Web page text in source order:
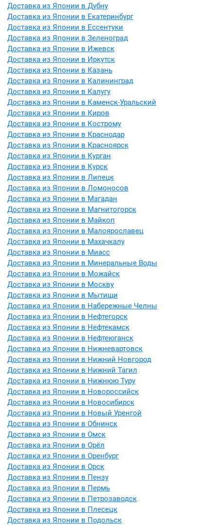
Доставка из Японии в Дубну
Доставка из Японии в Екатеринбург
Доставка из Японии в Ессентуки
Доставка из Японии в Зеленоград
Доставка из Японии в Ижевск
Доставка из Японии в Иркутск
Доставка из Японии в Казань
Доставка из Японии в Калининград
Доставка из Японии в Калугу
Доставка из Японии в Каменск-Уральский
Доставка из Японии в Киров
Доставка из Японии в Кострому
Доставка из Японии в Краснодар
Доставка из Японии в Красноярск
Доставка из Японии в Курган
Доставка из Японии в Курск
Доставка из Японии в Липецк
Доставка из Японии в Ломоносов
Доставка из Японии в Магадан
Доставка из Японии в Магнитогорск
Доставка из Японии в Майкоп
Доставка из Японии в Малоярославец
Доставка из Японии в Махачкалу
Доставка из Японии в Миасс
Доставка из Японии в Минеральные Воды
Доставка из Японии в Можайск
Доставка из Японии в Москву
Доставка из Японии в Мытищи
Доставка из Японии в Набережные Челны
Доставка из Японии в Нефтегорск
Доставка из Японии в Нефтекамск
Доставка из Японии в Нефтеюганск
Доставка из Японии в Нижневартовск
Доставка из Японии в Нижний Новгород
Доставка из Японии в Нижний Тагил
Доставка из Японии в Нижнюю Туру
Доставка из Японии в Новороссийск
Доставка из Японии в Новосибирск
Доставка из Японии в Новый Уренгой
Доставка из Японии в Обнинск
Доставка из Японии в Омск
Доставка из Японии в Орёл
Доставка из Японии в Оренбург
Доставка из Японии в Орск
Доставка из Японии в Пензу
Доставка из Японии в Пермь
Доставка из Японии в Петрозаводск
Доставка из Японии в Плесецк
Доставка из Японии в Подольск